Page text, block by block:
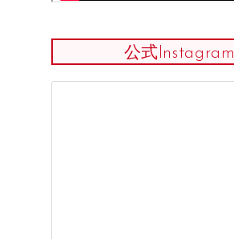
公式Instagram